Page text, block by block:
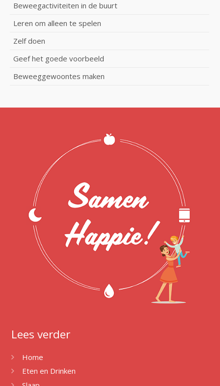
Beweegactiviteiten in de buurt
Leren om alleen te spelen
Zelf doen
Geef het goede voorbeeld
Beweeggewoontes maken
Lees verder
Home
Eten en Drinken